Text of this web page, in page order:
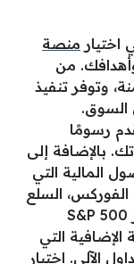
منصة
من
وتوفر تنفيذ
السوق.
رسومًا
بالإضافة إلى
المالية التي
الفوركس، السلع
والمؤشرات مثل مؤشر ناسداك- مؤشر S&P 500
الإضافية التي
الآلي. اختيار